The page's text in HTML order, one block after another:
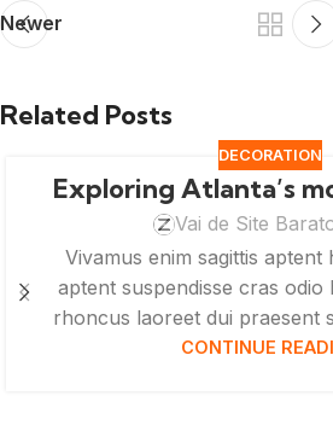
Newer
Related Posts
DECORATION
Exploring Atlanta’s
Vai de Site
Vivamus enim sagittis aptent
aptent suspendisse cras odio
rhoncus laoreet dui praesent
CONTINUE